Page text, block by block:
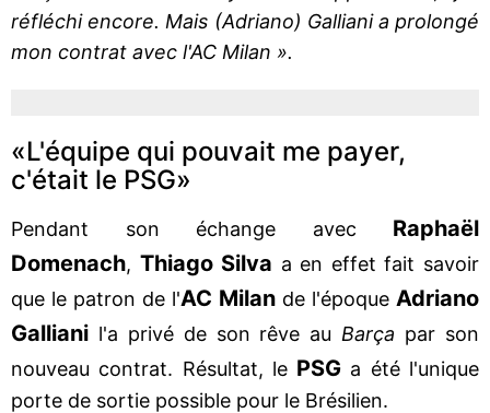
réfléchi encore. Mais (Adriano) Galliani a prolongé
mon contrat avec l'AC Milan ».
«L'équipe qui pouvait me payer,
c'était le PSG»
Pendant son échange avec Raphaël
Domenach, Thiago Silva a en effet fait savoir
que le patron de l'AC Milan de l'époque Adriano
Galliani l'a privé de son rêve au Barça par son
nouveau contrat. Résultat, le PSG a été l'unique
porte de sortie possible pour le Brésilien.